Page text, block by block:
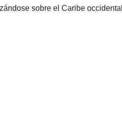
sobre el Caribe